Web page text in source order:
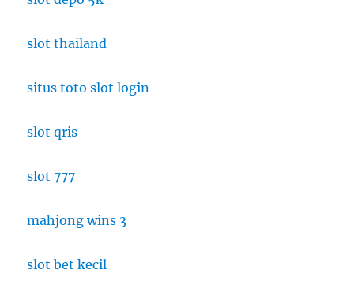
slot thailand
situs toto slot login
slot qris
slot 777
mahjong wins 3
slot bet kecil